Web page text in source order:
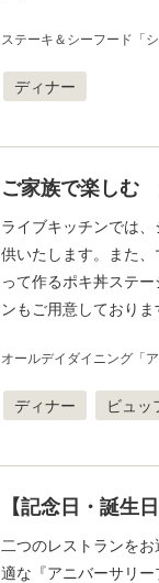
ステーキ＆シーフード「シ
ディナー
ご家族で楽しむ
ライブキッチンでは
供いたします。また
って作るポキ丼ステ
ンもご用意しておりま
オールデイダイニング「ア
ディナー ビュッ
【記念日・誕生
二つのレストランを
適な『アニバーサリ